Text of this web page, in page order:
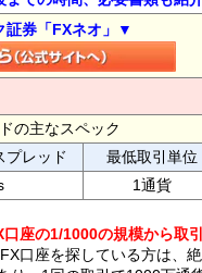
証券「FXネオ」▼
の主なスペック
プレッド 最低取引単位
1通貨
口座の1/1000の規模から取
口座を探している方は、